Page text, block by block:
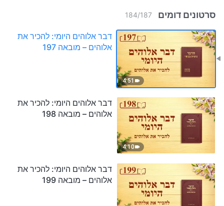
סרטונים דומים 184/187
4:51
דבר אלוהים היומי: להכיר את
אלוהים – מובאה 197
4:10
דבר אלוהים היומי: להכיר את
אלוהים – מובאה 198
דבר אלוהים היומי: להכיר את
אלוהים – מובאה 199